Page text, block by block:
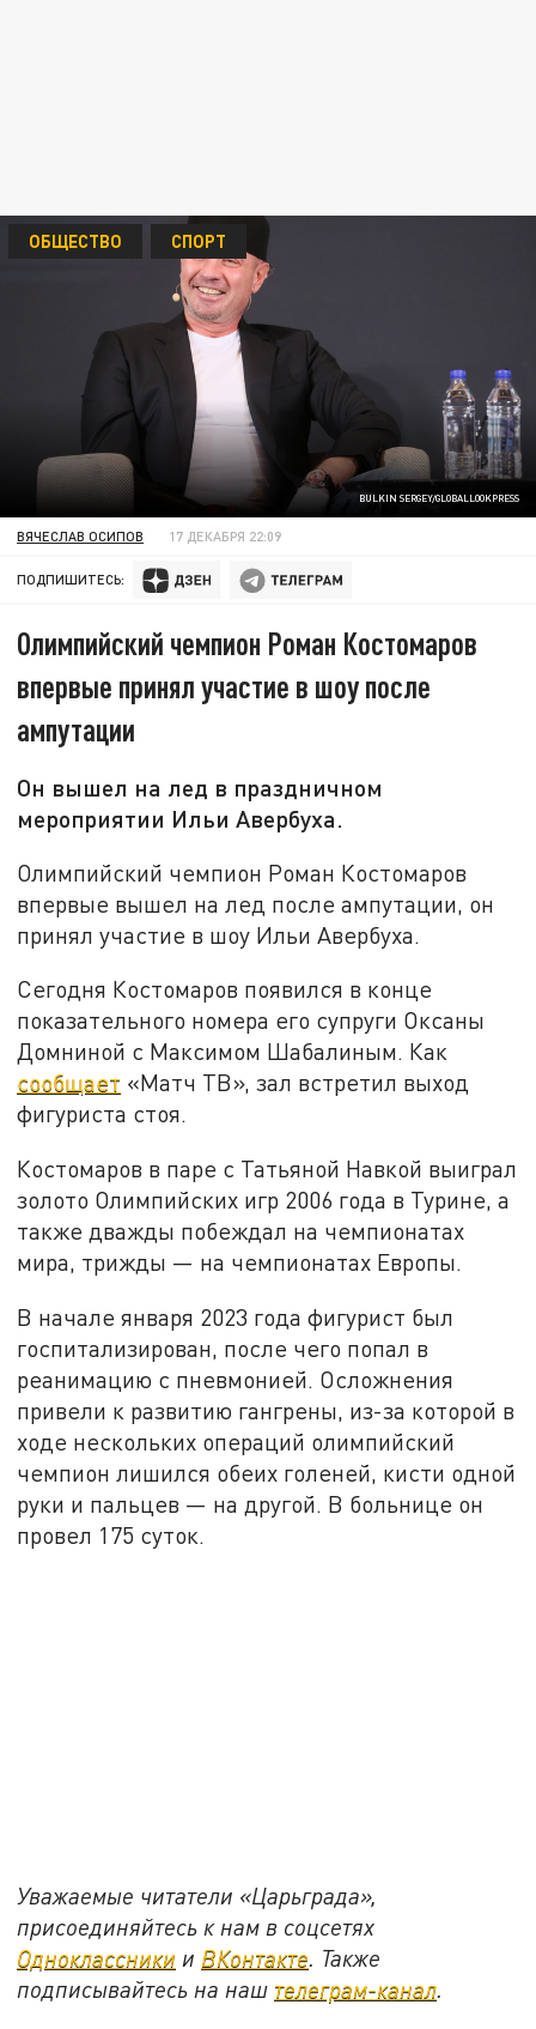
BULKIN SERGEY/GLOBALLOOKPRESS
ОБЩЕСТВО СПОРТ
ВЯЧЕСЛАВ ОСИПОВ 17 ДЕКАБРЯ 22:09
ПОДПИШИТЕСЬ:
Олимпийский чемпион Роман Костомаров
впервые принял участие в шоу после
ампутации
Он вышел на лед в праздничном
мероприятии Ильи Авербуха.
Олимпийский чемпион Роман Костомаров
впервые вышел на лед после ампутации, он
принял участие в шоу Ильи Авербуха.
Сегодня Костомаров появился в конце
показательного номера его супруги Оксаны
Домниной с Максимом Шабалиным. Как
сообщает «Матч ТВ», зал встретил выход
фигуриста стоя.
Костомаров в паре с Татьяной Навкой выиграл
золото Олимпийских игр 2006 года в Турине, а
также дважды побеждал на чемпионатах
мира, трижды — на чемпионатах Европы.
В начале января 2023 года фигурист был
госпитализирован, после чего попал в
реанимацию с пневмонией. Осложнения
привели к развитию гангрены, из-за которой в
ходе нескольких операций олимпийский
чемпион лишился обеих голеней, кисти одной
руки и пальцев — на другой. В больнице он
провел 175 суток.
Уважаемые читатели «Царьграда»,
присоединяйтесь к нам в соцсетях
Одноклассники и ВКонтакте. Также
подписывайтесь на наш телеграм-канал.